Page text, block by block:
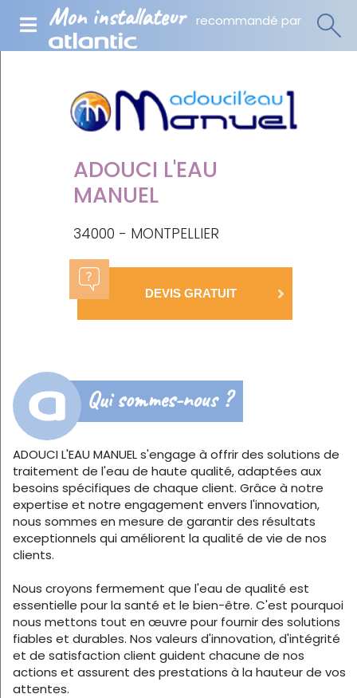
Mon installateur recommandé par
ADOUCI L'EAU
MANUEL
34000 - MONTPELLIER
DEVIS GRATUIT
Qui sommes-nous ?
ADOUCI L'EAU MANUEL s'engage à offrir des solutions de
traitement de l'eau de haute qualité, adaptées aux
besoins spécifiques de chaque client. Grâce à notre
expertise et notre engagement envers l'innovation,
nous sommes en mesure de garantir des résultats
exceptionnels qui améliorent la qualité de vie de nos
clients.
Nous croyons fermement que l'eau de qualité est
essentielle pour la santé et le bien-être. C'est pourquoi
nous mettons tout en œuvre pour fournir des solutions
fiables et durables. Nos valeurs d'innovation, d'intégrité
et de satisfaction client guident chacune de nos
actions et assurent des prestations à la hauteur de vos
attentes.